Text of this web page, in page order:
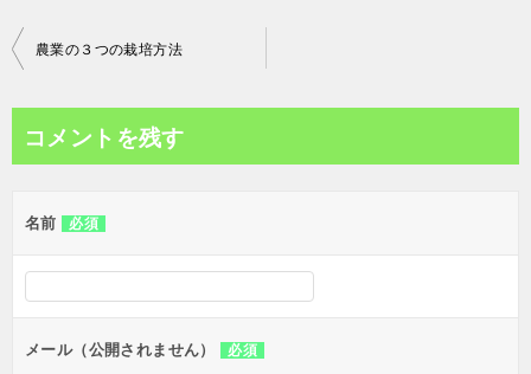
投
ビ
ー
シ
ン
農業の３つの栽培方法
コメントを残す
名前 必須
メール（公開されません） 必須